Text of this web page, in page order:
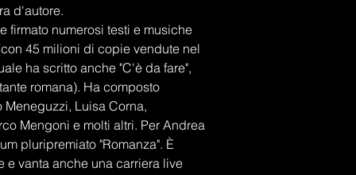
d'autore.
firmato numerosi testi e musiche
45 milioni di copie vendute nel
ha scritto anche "C'è da fare",
romana). Ha composto
Luisa Corna,
Mengoni e molti altri. Per Andrea
pluripremiato "Romanza". È
vanta anche una carriera live